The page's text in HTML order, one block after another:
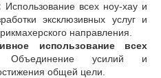
Использование всех ноу-хау и
эксклюзивных услуг и
направления.
использование всех
Объединение усилий и
общей цели.